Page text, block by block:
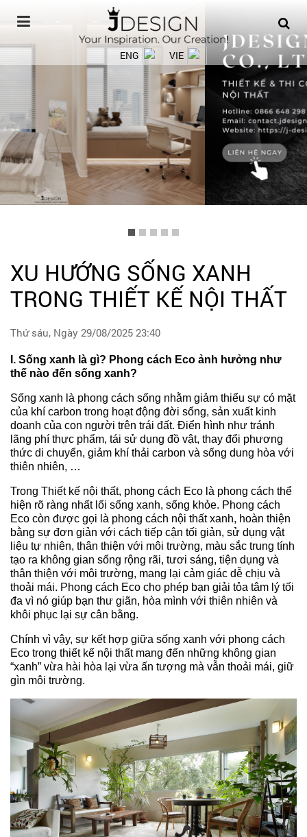
ENG VIE
XU HƯỚNG SỐNG XANH
TRONG THIẾT KẾ NỘI THẤT
Thứ sáu, Ngày 29/08/2025 23:40
I. Sống xanh là gì? Phong cách Eco ảnh hưởng như
thế nào đến sống xanh?
Sống xanh là phong cách sống nhằm giảm thiểu sự có mặt
của khí carbon trong hoạt động đời sống, sản xuất kinh
doanh của con người trên trái đất. Điển hình như tránh
lãng phí thực phẩm, tái sử dụng đồ vật, thay đổi phương
thức di chuyển, giảm khí thải carbon và sống dung hòa với
thiên nhiên, …
Trong Thiết kế nội thất, phong cách Eco là phong cách thể
hiện rõ ràng nhất lối sống xanh, sống khỏe. Phong cách
Eco còn được gọi là phong cách nội thất xanh, hoàn thiện
bằng sự đơn giản với cách tiếp cận tối giản, sử dụng vật
liệu tự nhiên, thân thiện với môi trường, màu sắc trung tính
tạo ra không gian sống rộng rãi, tươi sáng, tiện dụng và
thân thiện với môi trường, mang lại cảm giác dễ chịu và
thoải mái. Phong cách Eco cho phép bạn giải tỏa tâm lý tối
đa vì nó giúp bạn thư giãn, hòa mình với thiên nhiên và
khôi phục lại sự cân bằng.
Chính vì vậy, sự kết hợp giữa sống xanh với phong cách
Eco trong thiết kế nội thất mang đến những không gian
“xanh” vừa hài hòa lại vừa ấn tượng mà vẫn thoải mái, giữ
gìn môi trường.